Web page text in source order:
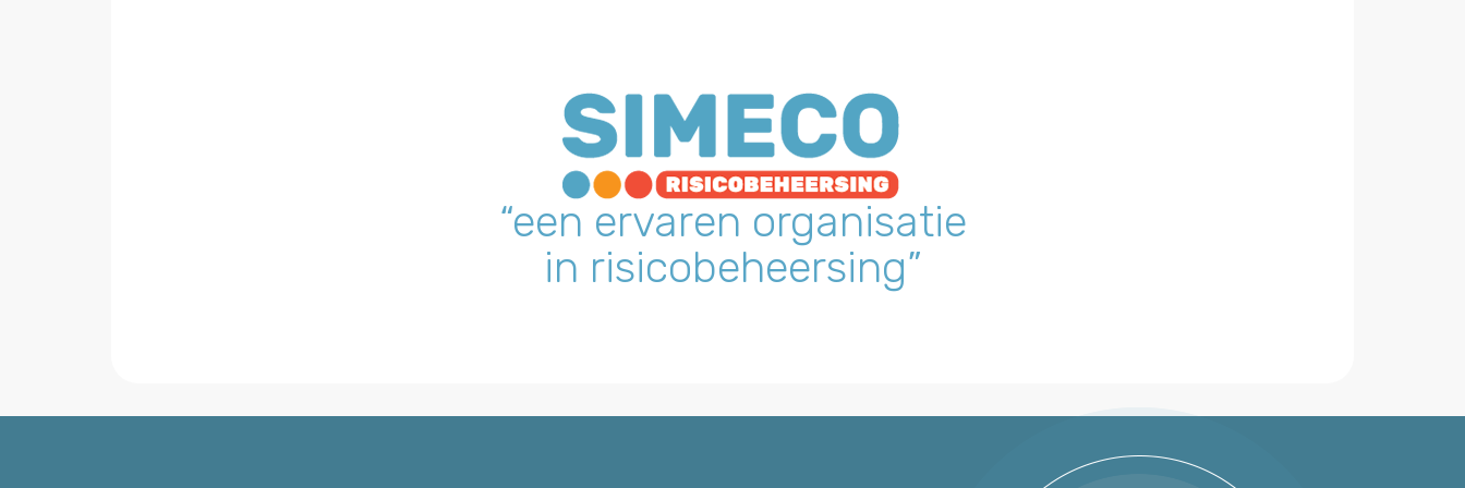
“een ervaren organisatie
in risicobeheersing”